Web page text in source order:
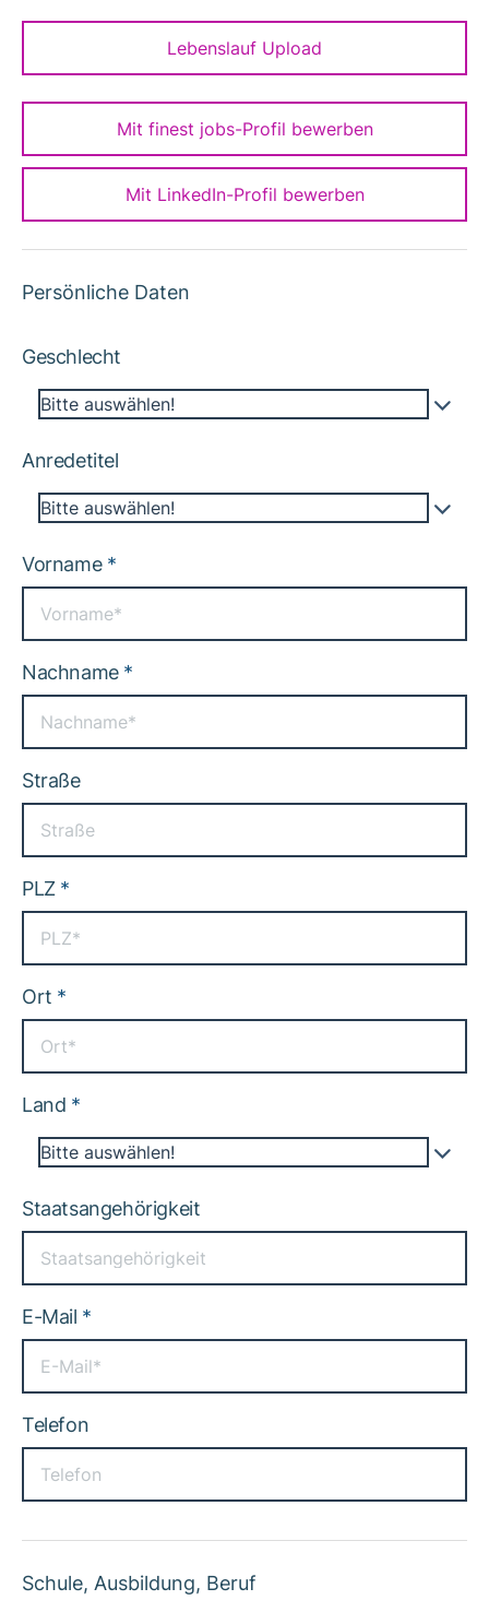
Lebenslauf Upload
Mit finest jobs-Profil bewerben
Mit LinkedIn-Profil bewerben
Persönliche Daten
Geschlecht
Bitte auswählen!
Anredetitel
Bitte auswählen!
Vorname *
Nachname *
Straße
PLZ *
Ort *
Land *
Bitte auswählen!
Staatsangehörigkeit
E-Mail *
Telefon
Schule, Ausbildung, Beruf